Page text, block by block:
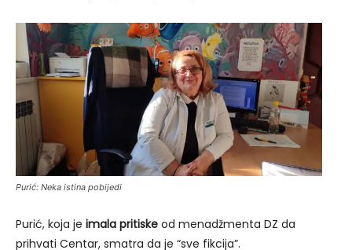
Purić: Neka istina pobijedi
Purić, koja je imala pritiske od menadžmenta DZ da
prihvati Centar, smatra da je “sve fikcija”.